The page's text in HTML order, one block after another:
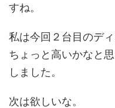
すね。
私は今回２台目のデ
ちょっと高いかなと
しました。
次は欲しいな。